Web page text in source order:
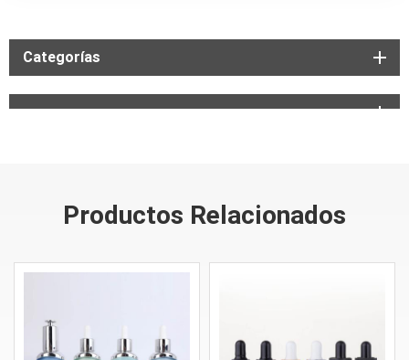
Categorías
Productos Relacionados